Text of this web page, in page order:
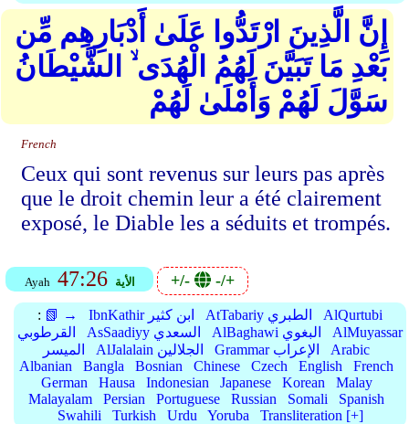
إِنَّ الَّذِينَ ارْتَدُّوا عَلَىٰ أَدْبَارِهِم مِّن
بَعْدِ مَا تَبَيَّنَ لَهُمُ الْهُدَى ۙ الشَّيْطَانُ
سَوَّلَ لَهُمْ وَأَمْلَىٰ لَهُمْ
French
Ceux qui sont revenus sur leurs pas après
que le droit chemin leur a été clairement
exposé, le Diable les a séduits et trompés.
Ayah 47:26 الأية +/- -/+
: 📗 → IbnKathir ابن كثير AtTabariy الطبري
AlQurtubi
القرطوبي
AsSaadiyy السعدي AlBaghawi البغوي
AlMuyassar
الميسر
AlJalalain الجلالين Grammar الإعراب
Arabic
Albanian
Bangla Bosnian Chinese Czech English
French
German
Hausa Indonesian Japanese Korean
Malay
Malayalam
Persian Portuguese Russian Somali
Spanish
Swahili
Turkish Urdu Yoruba Transliteration [+]